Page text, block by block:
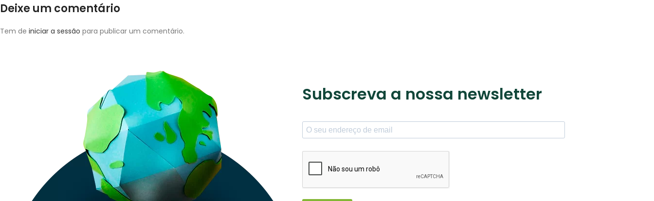
Deixe um comentário
Tem de iniciar a sessão para publicar um comentário.
Subscreva a nossa newsletter